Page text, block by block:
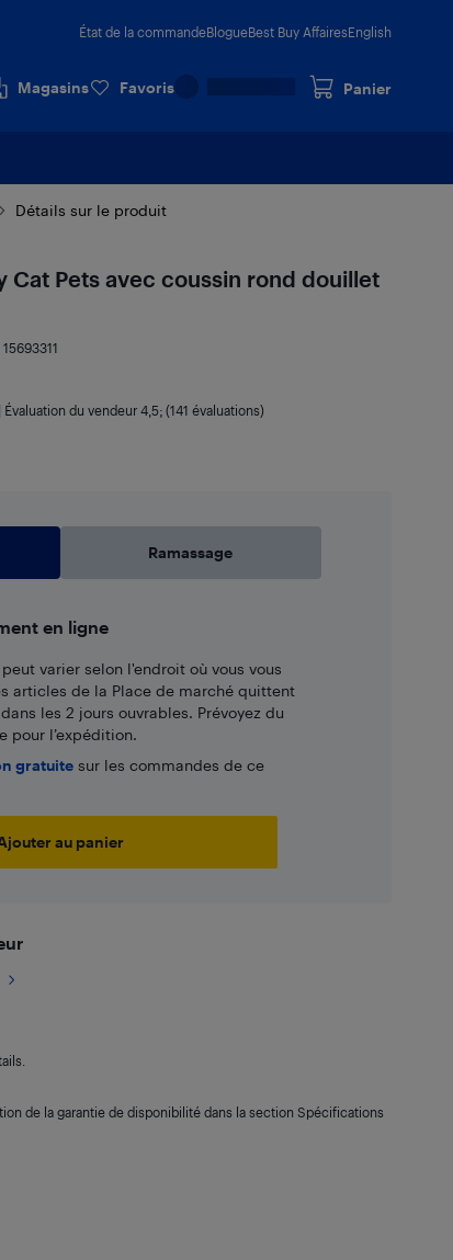
État de la commandeBlogueBest Buy AffairesEnglish
Magasins Favoris Panier
Détails sur le produit
Cat Pets avec coussin rond douillet
15693311
Évaluation du vendeur 4,5; (141 évaluations)
Ramassage
en ligne
varier selon l'endroit où vous vous
articles de la Place de marché quittent
les 2 jours ouvrables. Prévoyez du
pour l’expédition.
gratuitesur les commandes de ce
au panier
de la garantie de disponibilité dans la section Spécifications